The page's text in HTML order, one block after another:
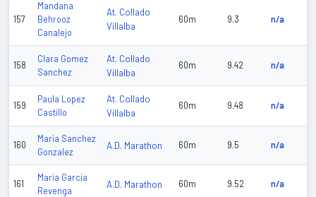
157
Mandana
Behrooz
Canalejo
At. Collado
Villalba
60m 9.3 n/a
158
Clara Gomez
Sanchez
At. Collado
Villalba
60m 9.42 n/a
159
Paula Lopez
Castillo
At. Collado
Villalba
60m 9.48 n/a
160
Maria Sanchez
Gonzalez
A.D. Marathon 60m 9.5 n/a
161
Maria Garcia
Revenga
A.D. Marathon 60m 9.52 n/a